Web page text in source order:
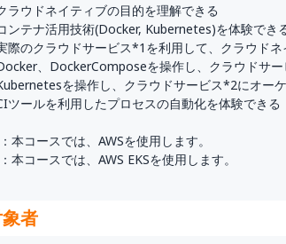
ラウドネイティブの目的を理解できる
ンテナ活用技術(Docker, Kubernetes)を体験でき
際のクラウドサービス*1を利用して、クラウドネ
、DockerComposeを操作し、クラウドサー
を操作し、クラウドサービス*2にオー
ツールを利用したプロセスの自動化を体験できる
本コースでは、AWSを使用します。
本コースでは、AWS EKSを使用します。
者